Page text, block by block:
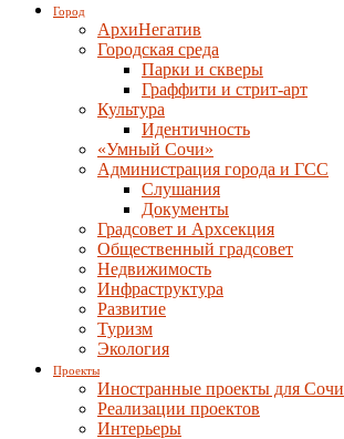
Город
АрхиНегатив
Городская среда
Парки и скверы
Граффити и стрит-арт
Культура
Идентичность
«Умный Сочи»
Администрация города и ГСС
Слушания
Документы
Градсовет и Архсекция
Общественный градсовет
Недвижимость
Инфраструктура
Развитие
Туризм
Экология
Проекты
Иностранные проекты для Сочи
Реализации проектов
Интерьеры